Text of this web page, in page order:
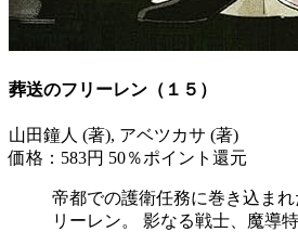
葬送のフリーレン（１５）
山田鐘人 (著), アベツカサ (著)
価格：583円 50％ポイント還元
帝都での護衛任務に巻き込ま
リーレン。 影なる戦士、魔導